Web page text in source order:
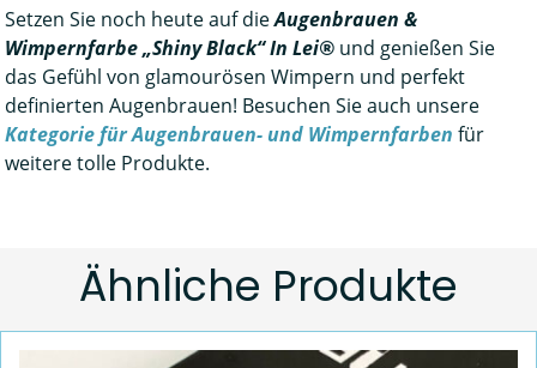
Setzen Sie noch heute auf dieAugenbrauen &
Wimpernfarbe „Shiny Black“ In Lei® und genießen Sie
das Gefühl von glamourösen Wimpern und perfekt
definierten Augenbrauen! Besuchen Sie auch unsere
Kategorie für Augenbrauen- und Wimpernfarben für
weitere tolle Produkte.
Ähnliche Produkte